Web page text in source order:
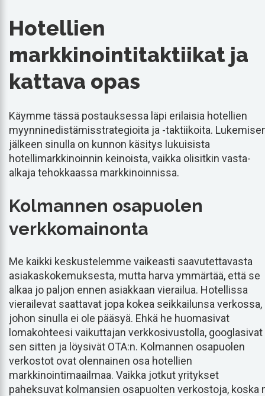
Hotellien
markkinointitaktiikat ja
kattava opas
Käymme tässä postauksessa läpi erilaisia hotellien
myynninedistämisstrategioita ja -taktiikoita.
jälkeen sinulla on kunnon käsitys lukuisista
hotellimarkkinoinnin keinoista, vaikka olisitkin vasta-
alkaja tehokkaassa markkinoinnissa.
Kolmannen osapuolen
verkkomainonta
Me kaikki keskustelemme vaikeasti saavutettavasta
asiakaskokemuksesta, mutta harva ymmärtää, että se
alkaa jo paljon ennen asiakkaan vierailua. Hotellissa
vierailevat saattavat jopa kokea seikkailunsa verkossa,
johon sinulla ei ole pääsyä. Ehkä he huomasivat
lomakohteesi vaikuttajan verkkosivustolla, googlasivat
sen sitten ja löysivät OTA:n. Kolmannen osapuolen
verkostot ovat olennainen osa hotellien
markkinointimaailmaa. Vaikka jotkut yritykset
paheksuvat kolmansien osapuolten verkostoja, koska